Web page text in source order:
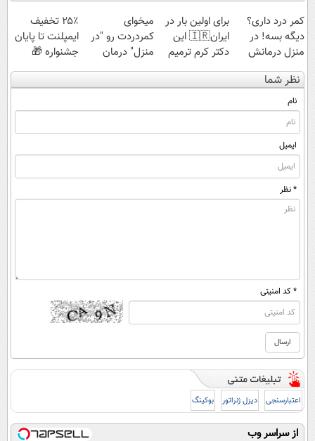
کمر درد داری؟
دیگه بسه! در
منزل درمانش
کن
(◀پرسش‌نامه)
برای اولین بار در
ایران🇮🇷 این
دکتر کرم ترمیم
کننده 23 روزه
ساخت!
میخوای
کمردردت رو "در
منزل" درمان
کنی؟ (◂فیلم +
◂پرسش‌نامه)
۲۵٪ تخفیف
ایمپلنت تا پایان
جشنواره 🎁
نظر شما
نام
ایمیل
* نظر
* کد امنیتی
اعتبارسنجی دیزل ژنراتور بوکینگ
از سراسر وب